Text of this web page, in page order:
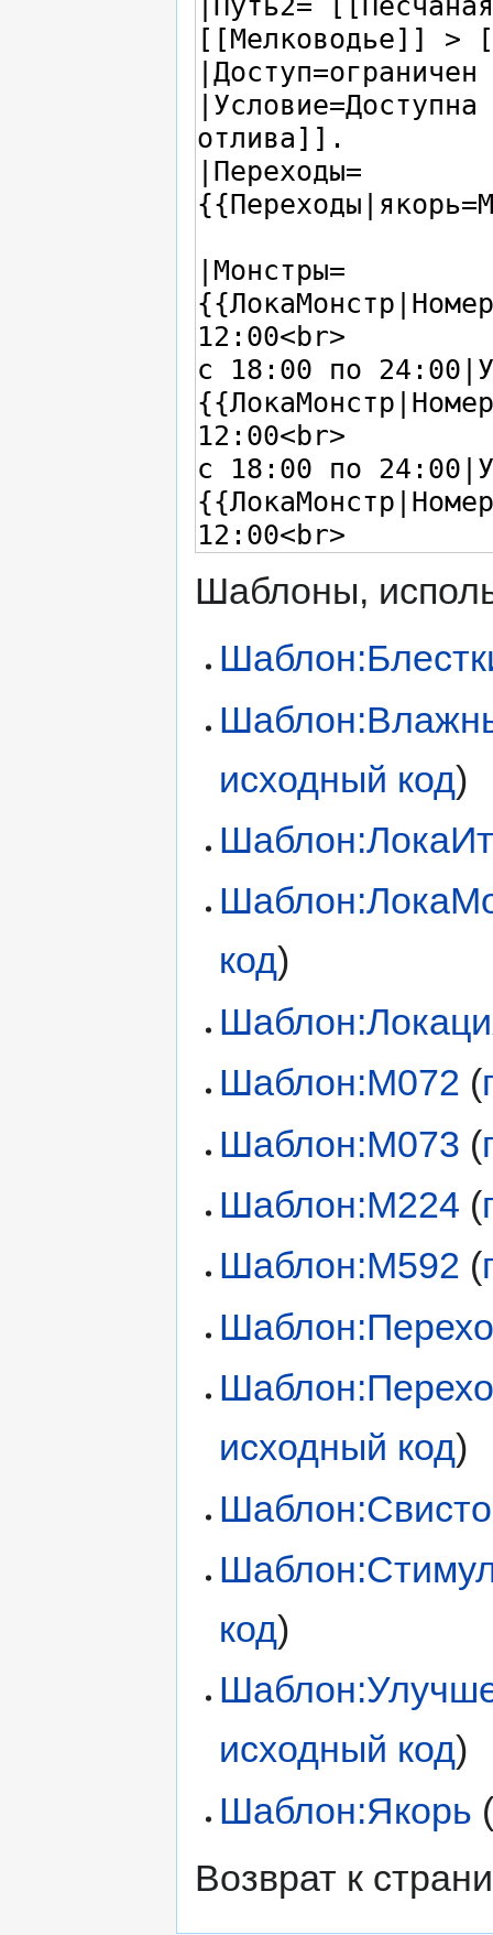
Шаблоны,
исходный код)
код)
Шаблон:М072 (
Шаблон:М073 (
Шаблон:М224 (
Шаблон:М592 (
исходный код)
код)
исходный код)
Шаблон:Якорь
Возврат к